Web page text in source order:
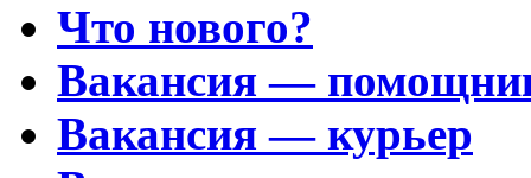
Что нового?
Вакансия —
Вакансия — курьер